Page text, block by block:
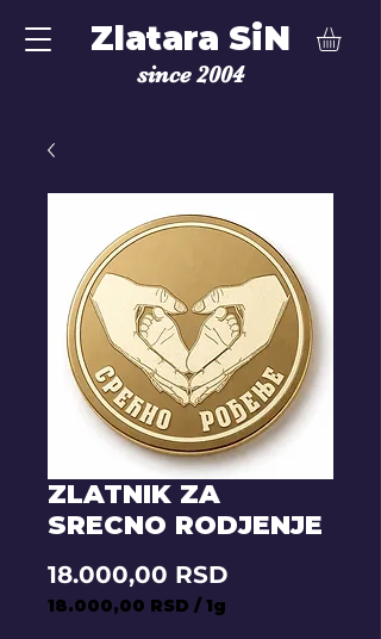
Zlatara SiN
since 2004
ZLATNIK ZA
SRECNO RODJENJE
18.000,00 RSD
18.000,00 RSD /1g